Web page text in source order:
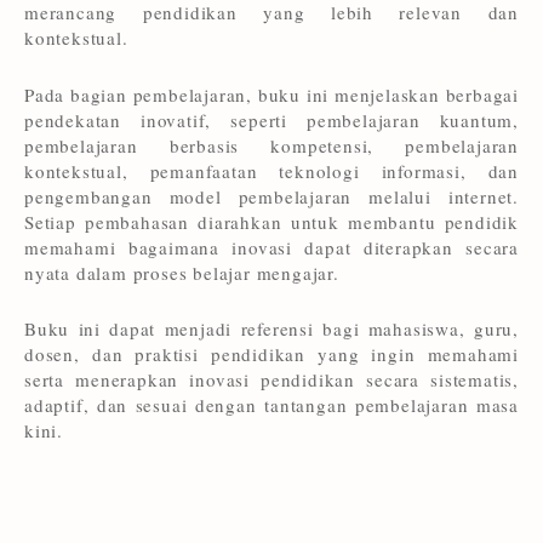
merancang pendidikan yang lebih relevan dan
kontekstual.
Pada bagian pembelajaran, buku ini menjelaskan berbagai
pendekatan inovatif, seperti pembelajaran kuantum,
pembelajaran berbasis kompetensi, pembelajaran
kontekstual, pemanfaatan teknologi informasi, dan
pengembangan model pembelajaran melalui internet.
Setiap pembahasan diarahkan untuk membantu pendidik
memahami bagaimana inovasi dapat diterapkan secara
nyata dalam proses belajar mengajar.
Buku ini dapat menjadi referensi bagi mahasiswa, guru,
dosen, dan praktisi pendidikan yang ingin memahami
serta menerapkan inovasi pendidikan secara sistematis,
adaptif, dan sesuai dengan tantangan pembelajaran masa
kini.